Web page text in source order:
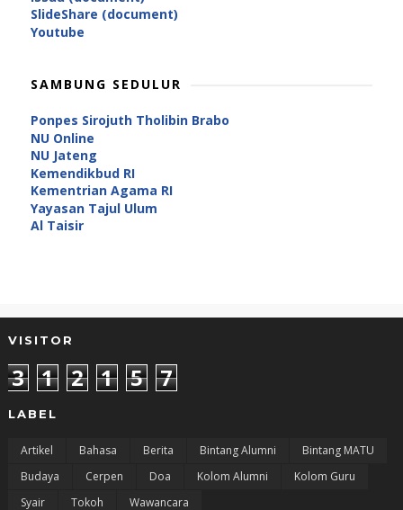
SlideShare (document)
Youtube
SAMBUNG SEDULUR
Ponpes Sirojuth Tholibin Brabo
NU Online
NU Jateng
Kemendikbud RI
Kementrian Agama RI
Yayasan Tajul Ulum
Al Taisir
VISITOR
3 1 2 1 5 7
LABEL
Artikel Bahasa Berita Bintang Alumni
Bintang MATU
Budaya
Cerpen Doa Kolom Alumni
Kolom Guru
Syair
Tokoh Wawancara